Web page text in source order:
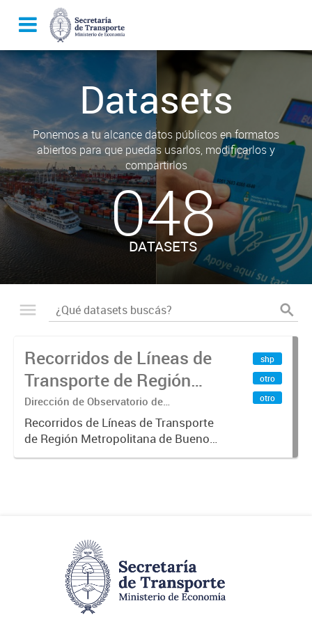
Datasets
Ponemos a tu alcance datos públicos en formatos
abiertos para que puedas usarlos, modificarlos y
compartirlos
048
DATASETS
Recorridos de Líneas de
Transporte de Región
Metropolitana de
Buenos Aires (RMBA)
Dirección de Observatorio de
Transporte, Estudio y Sistemas
Recorridos de Líneas de Transporte
de Región Metropolitana de Buenos
Aires (RMBA).-
shp
otro
otro